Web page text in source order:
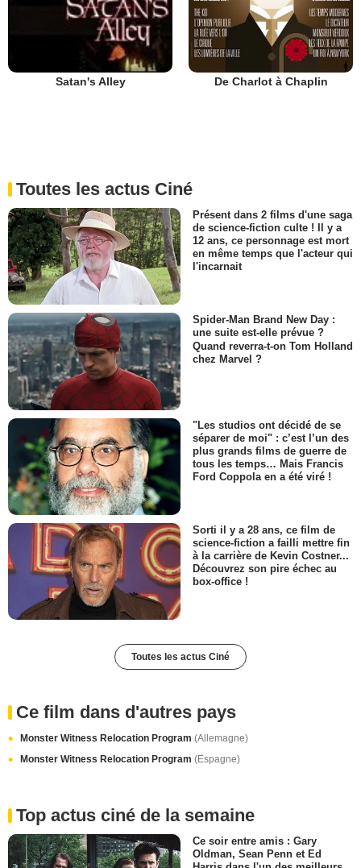
Satan's Alley De Charlot à Chaplin
Toutes les actus Ciné
Présent dans 2 films d'une saga
de science-fiction culte ! Il y a
12 ans, ce personnage est mort
en même temps que l'acteur qui
l'incarnait
Spider-Man Brand New Day :
une suite est-elle prévue ?
Quand reverra-t-on Tom Holland
chez Marvel ?
"Les studios ont décidé de se
séparer de moi" : c’est l’un des
plus grands films de guerre de
tous les temps… Mais Francis
Ford Coppola en a été viré !
Sorti il y a 28 ans, ce film de
science-fiction a failli mettre fin
à la carrière de Kevin Costner...
Découvrez son pire échec au
box-office !
Toutes les actus Ciné
Ce film dans d'autres pays
Monster Witness Relocation Program (Allemagne)
Monster Witness Relocation Program (Espagne)
Top actus ciné de la semaine
Ce soir entre amis : Gary
Oldman, Sean Penn et Ed